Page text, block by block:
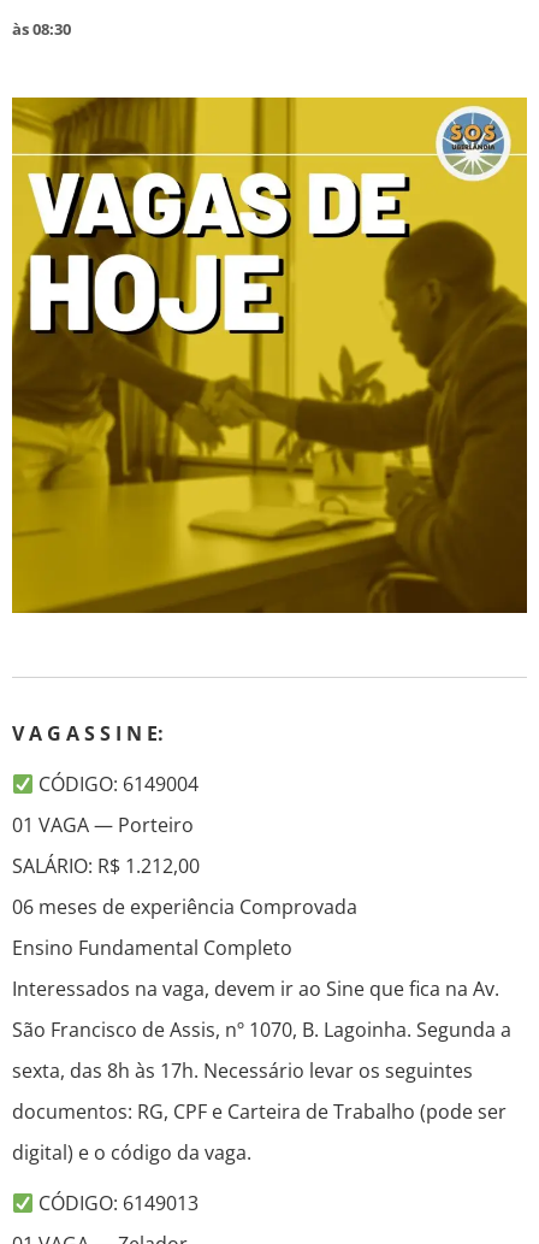
às08:30
V A G A S S I N E:
CÓDIGO: 6149004
01 VAGA — Porteiro
SALÁRIO: R$ 1.212,00
06 meses de experiência Comprovada
Ensino Fundamental Completo
Interessados na vaga, devem ir ao Sine que fica na Av.
São Francisco de Assis, nº 1070, B. Lagoinha. Segunda a
sexta, das 8h às 17h. Necessário levar os seguintes
documentos: RG, CPF e Carteira de Trabalho (pode ser
digital) e o código da vaga.
CÓDIGO: 6149013